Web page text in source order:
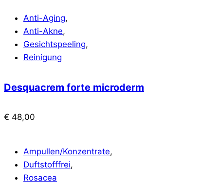
Anti-Aging,
Anti-Akne,
Gesichtspeeling,
Reinigung
Desquacrem forte microderm
€ 48,00
Ampullen/Konzentrate,
Duftstofffrei,
Rosacea